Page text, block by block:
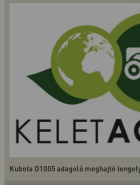
Kubota D1005 adagoló meghajtó